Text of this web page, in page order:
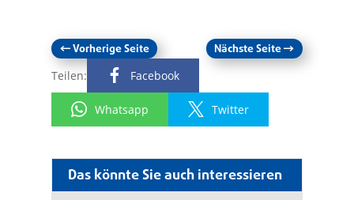
Das könnte Sie auch interessieren
←Vorherige Seite Nächste Seite→
Teilen: Facebook
Whatsapp Twitter